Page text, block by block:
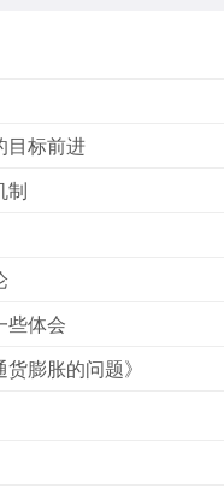
目标前进
制
些体会
膨胀的问题》